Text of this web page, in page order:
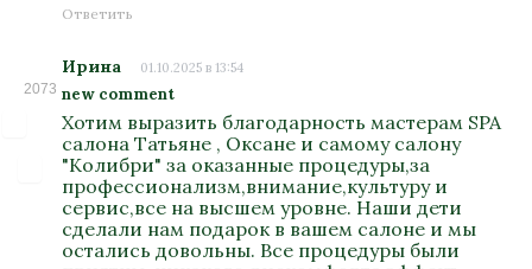
Ответить
2073
Ирина 01.10.2025 в 13:54
new comment
Хотим выразить благодарность мастерам SPA
салона Татьяне , Оксане и самому салону
"Колибри" за оказанные процедуры,за
профессионализм,внимание,культуру и
сервис,все на высшем уровне. Наши дети
сделали нам подарок в вашем салоне и мы
остались довольны. Все процедуры были